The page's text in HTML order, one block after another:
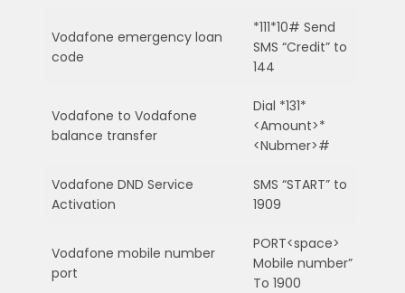
Vodafone emergency loan
code
*111*10# Send
SMS “Credit” to
144
Vodafone to Vodafone
balance transfer
Dial *131*
<Amount>*
<Nubmer>#
Vodafone DND Service
Activation
SMS “START” to
1909
Vodafone mobile number
port
PORT<space>
Mobile number”
To 1900